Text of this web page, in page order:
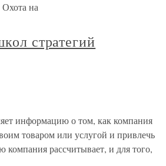
на
стратегий
информацию о том, как компания
товаром или услугой и привлечь
компания рассчитывает, и для того,